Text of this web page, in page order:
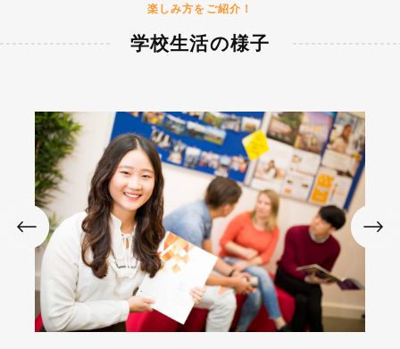
楽しみ方をご紹介！
学校生活の様子